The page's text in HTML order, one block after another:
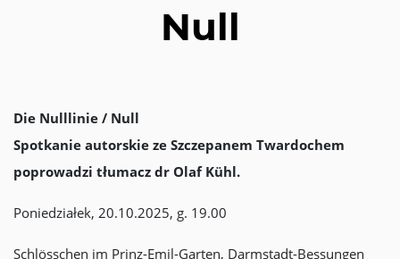
Null
Die Nulllinie / Null
Spotkanie autorskie ze Szczepanem Twardochem
poprowadzi tłumacz dr Olaf Kühl.
Poniedziałek, 20.10.2025, g. 19.00
Schlösschen im Prinz-Emil-Garten, Darmstadt-Bessungen